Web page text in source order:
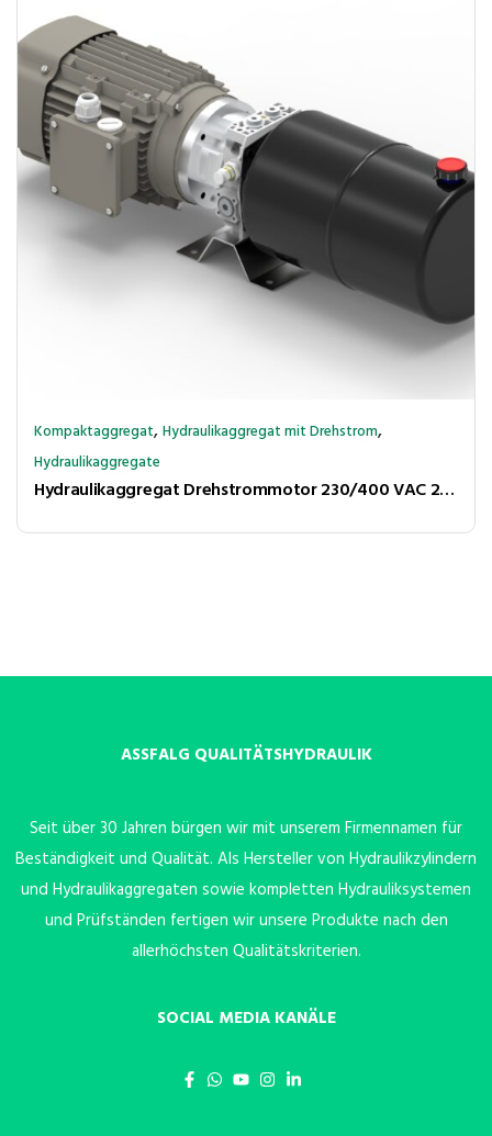
Kompaktaggregat,Hydraulikaggregat mit Drehstrom,
Hydraulikaggregate
Hydraulikaggregat Drehstrommotor 230/400 VAC 210 bar 2,3l/min
ASSFALG QUALITÄTSHYDRAULIK
Seit über 30 Jahren bürgen wir mit unserem Firmennamen für
Beständigkeit und Qualität. Als Hersteller von Hydraulikzylindern
und Hydraulikaggregaten sowie kompletten Hydrauliksystemen
und Prüfständen fertigen wir unsere Produkte nach den
allerhöchsten Qualitätskriterien.
SOCIAL MEDIA KANÄLE